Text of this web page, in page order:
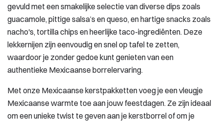
gevuld met een smakelijke selectie van diverse dips zoals
guacamole, pittige salsa’s en queso, en hartige snacks zoals
nacho's, tortilla chips en heerlijke taco-ingrediënten. Deze
lekkernijen zijn eenvoudig en snel op tafel te zetten,
waardoor je zonder gedoe kunt genieten van een
authentieke Mexicaanse borrelervaring.
Met onze Mexicaanse kerstpakketten voeg je een vleugje
Mexicaanse warmte toe aan jouw feestdagen. Ze zijn ideaal
om een unieke twist te geven aan je kerstborrel of om je